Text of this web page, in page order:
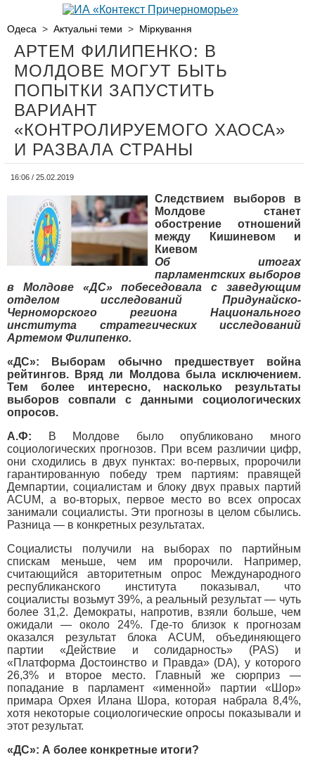
Одеса > Актуальні теми > Міркування
АРТЕМ ФИЛИПЕНКО: В
МОЛДОВЕ МОГУТ БЫТЬ
ПОПЫТКИ ЗАПУСТИТЬ
ВАРИАНТ
«КОНТРОЛИРУЕМОГО ХАОСА»
И РАЗВАЛА СТРАНЫ
16:06 / 25.02.2019
Следствием выборов в
Молдове станет
обострение отношений
между Кишиневом и
Киевом
Об итогах
парламентских выборов
в Молдове «ДС» побеседовала с заведующим
отделом исследований Придунайско-
Черноморского региона Национального
института стратегических исследований
Артемом Филипенко.
«ДС»: Выборам обычно предшествует война
рейтингов. Вряд ли Молдова была исключением.
Тем более интересно, насколько результаты
выборов совпали с данными социологических
опросов.
А.Ф: В Молдове было опубликовано много
социологических прогнозов. При всем различии цифр,
они сходились в двух пунктах: во-первых, пророчили
гарантированную победу трем партиям: правящей
Демпартии, социалистам и блоку двух правых партий
ACUM, а во-вторых, первое место во всех опросах
занимали социалисты. Эти прогнозы в целом сбылись.
Разница — в конкретных результатах.
Социалисты получили на выборах по партийным
спискам меньше, чем им пророчили. Например,
считающийся авторитетным опрос Международного
республиканского института показывал, что
социалисты возьмут 39%, а реальный результат — чуть
более 31,2. Демократы, напротив, взяли больше, чем
ожидали — около 24%. Где-то близок к прогнозам
оказался результат блока ACUM, объединяющего
партии «Действие и солидарность» (PAS) и
«Платформа Достоинство и Правда» (DA), у которого
26,3% и второе место. Главный же сюрприз —
попадание в парламент «именной» партии «Шор»
примара Орхея Илана Шора, которая набрала 8,4%,
хотя некоторые социологические опросы показывали и
этот результат.
«ДС»: А более конкретные итоги?